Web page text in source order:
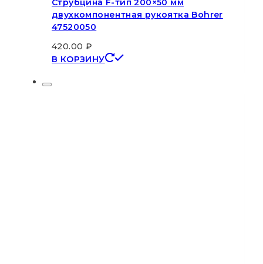
двухкомпонентная рукоятка Bohrer
47520050
420.00 ₽
В КОРЗИНУ